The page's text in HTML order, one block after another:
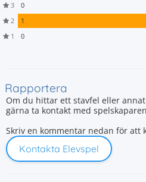
3
0
2
1
1
0
Rapportera
Om du hittar ett stavfel eller
gärna ta kontakt med
Skriv en kommentar nedan för att
Kontakta Elevspel